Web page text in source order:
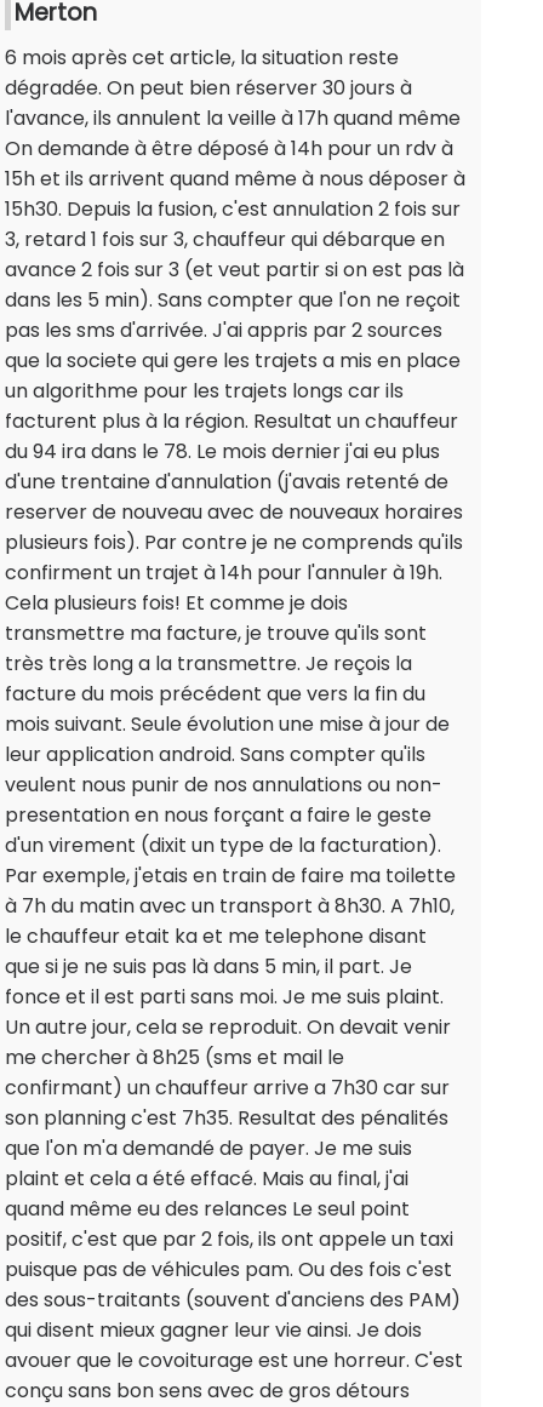
Merton
6 mois après cet article, la situation reste
dégradée. On peut bien réserver 30 jours à
l'avance, ils annulent la veille à 17h quand même
On demande à être déposé à 14h pour un rdv à
15h et ils arrivent quand même à nous déposer à
15h30. Depuis la fusion, c'est annulation 2 fois sur
3, retard 1 fois sur 3, chauffeur qui débarque en
avance 2 fois sur 3 (et veut partir si on est pas là
dans les 5 min). Sans compter que l'on ne reçoit
pas les sms d'arrivée. J'ai appris par 2 sources
que la societe qui gere les trajets a mis en place
un algorithme pour les trajets longs car ils
facturent plus à la région. Resultat un chauffeur
du 94 ira dans le 78. Le mois dernier j'ai eu plus
d'une trentaine d'annulation (j'avais retenté de
reserver de nouveau avec de nouveaux horaires
plusieurs fois). Par contre je ne comprends qu'ils
confirment un trajet à 14h pour l'annuler à 19h.
Cela plusieurs fois! Et comme je dois
transmettre ma facture, je trouve qu'ils sont
très très long a la transmettre. Je reçois la
facture du mois précédent que vers la fin du
mois suivant. Seule évolution une mise à jour de
leur application android. Sans compter qu'ils
veulent nous punir de nos annulations ou non-
presentation en nous forçant a faire le geste
d'un virement (dixit un type de la facturation).
Par exemple, j'etais en train de faire ma toilette
à 7h du matin avec un transport à 8h30. A 7h10,
le chauffeur etait ka et me telephone disant
que si je ne suis pas là dans 5 min, il part. Je
fonce et il est parti sans moi. Je me suis plaint.
Un autre jour, cela se reproduit. On devait venir
me chercher à 8h25 (sms et mail le
confirmant) un chauffeur arrive a 7h30 car sur
son planning c'est 7h35. Resultat des pénalités
que l'on m'a demandé de payer. Je me suis
plaint et cela a été effacé. Mais au final, j'ai
quand même eu des relances Le seul point
positif, c'est que par 2 fois, ils ont appele un taxi
puisque pas de véhicules pam. Ou des fois c'est
des sous-traitants (souvent d'anciens des PAM)
qui disent mieux gagner leur vie ainsi. Je dois
avouer que le covoiturage est une horreur. C'est
conçu sans bon sens avec de gros détours